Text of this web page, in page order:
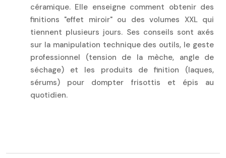
céramique. Elle enseigne comment obtenir des
finitions "effet miroir" ou des volumes XXL qui
tiennent plusieurs jours. Ses conseils sont axés
sur la manipulation technique des outils, le geste
professionnel (tension de la mèche, angle de
séchage) et les produits de finition (laques,
sérums) pour dompter frisottis et épis au
quotidien.